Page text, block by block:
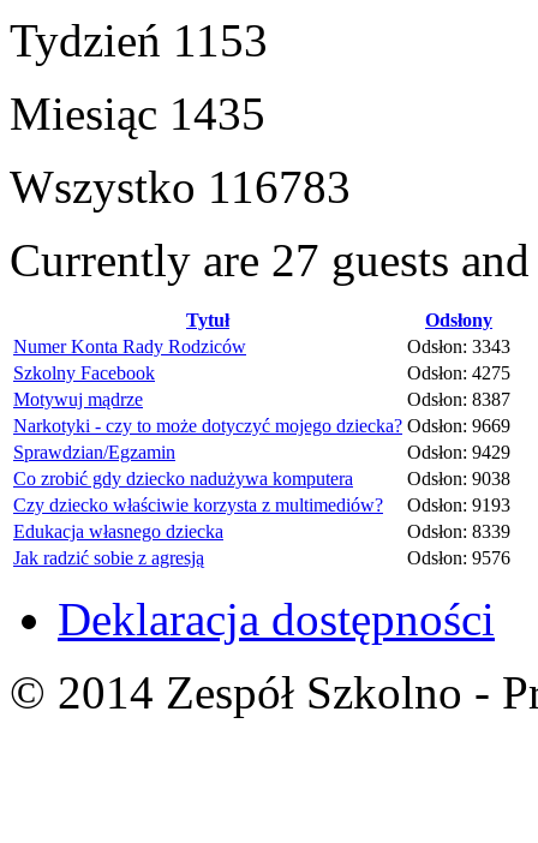
Tydzień 1153
Miesiąc 1435
Wszystko 116783
Currently are 27 guests
Tytuł
Odsłony
Numer Konta Rady Rodziców
Odsłon: 3343
Szkolny Facebook
Odsłon: 4275
Motywuj mądrze
Odsłon: 8387
Narkotyki - czy to może dotyczyć mojego dziecka? Odsłon: 9669
Sprawdzian/Egzamin
Odsłon: 9429
Co zrobić gdy dziecko nadużywa komputera
Odsłon: 9038
Czy dziecko właściwie korzysta z multimediów?
Odsłon: 9193
Edukacja własnego dziecka
Odsłon: 8339
Jak radzić sobie z agresją
Odsłon: 9576
Deklaracja dostępności
© 2014 Zespół Szkolno -